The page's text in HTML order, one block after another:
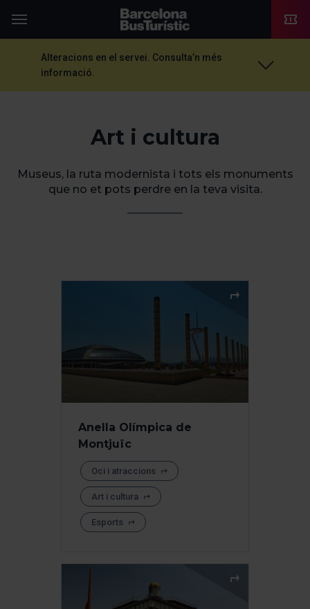
TMB-OCI
Alteracions en el servei. Consulta’n més
informació.
Art i cultura
Museus, la ruta modernista i tots els monuments
que no et pots perdre en la teva visita.
Anella Olímpica de
Montjuïc
Oci i atraccions
Art i cultura
Esports